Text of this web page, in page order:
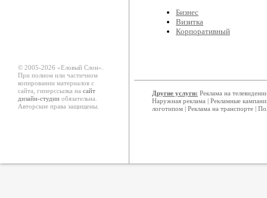
Бизнес
Визитка
Корпоративный
© 2005-2026 «Еловый Cлон».
При полном или частичном
копировании материалов с
сайта, гиперссылка на сайт
дизайн-студии обязательна.
Авторские права защищены.
Другие услуги: Реклама на
Наружная реклама | Рекламные
логотипом | Реклама на транспорте |